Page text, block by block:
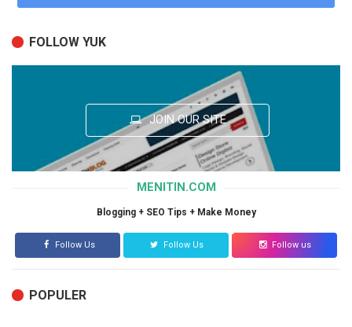
FOLLOW YUK
JOIN OUR SITE
MENITIN.COM
Blogging + SEO Tips + Make Money
Follow Us Follow Us Follow us
POPULER